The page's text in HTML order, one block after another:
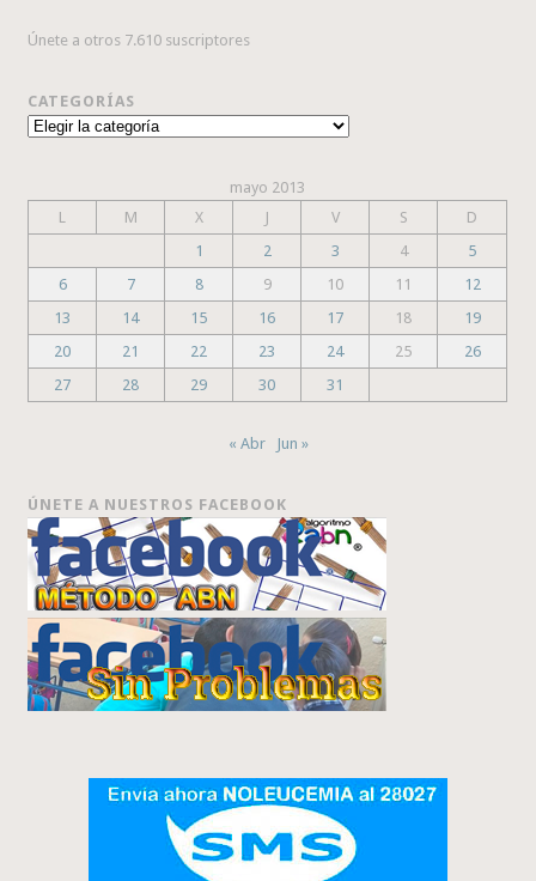
Únete a otros 7.610 suscriptores
CATEGORÍAS
Categorías
mayo 2013
L
M X J V S
D
1
2 3 4
5
6
7 8 9 10 11
12
13
14 15 16 17 18
19
20
21 22 23 24 25
26
27
28 29 30 31
« Abr Jun »
ÚNETE A NUESTROS FACEBOOK